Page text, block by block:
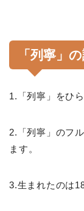
「列寧」
1.「列寧」をひ
2.「列寧」のフ
ます。
3.生まれたのは